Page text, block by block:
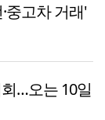
중고차 거래'
…오는 10일